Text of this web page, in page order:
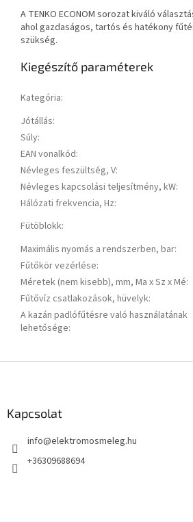
A TENKO ECONOM sorozat kiváló
ahol gazdaságos, tartós és hatékony
szükség.
Kiegészítő paraméterek
Kategória:
Jótállás:
Súly:
EAN vonalkód:
Névleges feszültség, V:
Névleges kapcsolási teljesítmény, kW:
Hálózati frekvencia, Hz:
Fütöblokk:
Maximális nyomás a rendszerben, bar:
Fűtőkör vezérlése:
Méretek (nem kisebb), mm, Ma x Sz x Mé:
Fűtővíz csatlakozások, hüvelyk:
A kazán padlófűtésre való használatának
lehetősége:
Kapcsolat
info@elektromosmeleg.hu
+36309688694